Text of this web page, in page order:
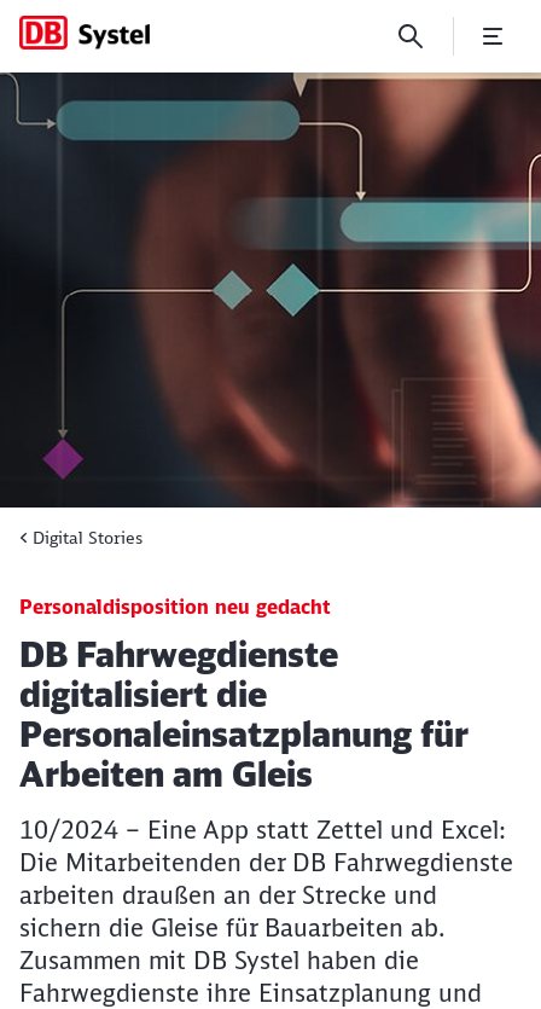
DB Fahrwegdienste
Digital Stories
Personaldisposition neu gedacht
Artikel:
DB Fahrwegdienste
digitalisiert die
Personaleinsatzplanung für
Arbeiten am Gleis
10/2024 – Eine App statt Zettel und Excel:
Die Mitarbeitenden der DB Fahrwegdienste
arbeiten draußen an der Strecke und
sichern die Gleise für Bauarbeiten ab.
Zusammen mit DB Systel haben die
Fahrwegdienste ihre Einsatzplanung und